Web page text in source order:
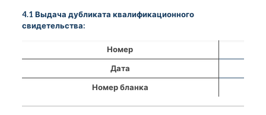
4.1 Выдача дубликата квалификационного
свидетельства:
Номер
Дата
Номер бланка